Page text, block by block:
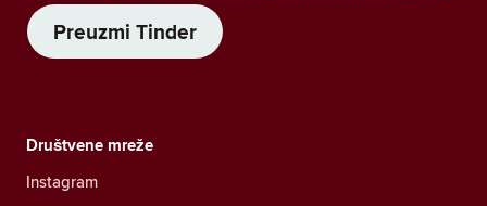
Preuzmi Tinder
Društvene mreže
Instagram